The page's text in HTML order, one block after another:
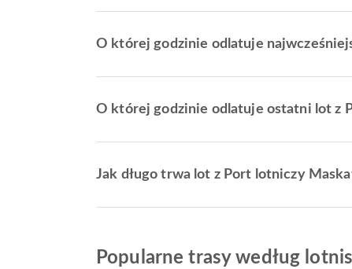
O której godzinie odlatuje
O której godzinie odlatuje ostatni lot z
Jak długo trwa lot z Port lotniczy
Popularne trasy według